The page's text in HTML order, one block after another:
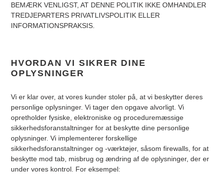
BEMÆRK VENLIGST, AT DENNE POLITIK IKKE OMHANDLER
TREDJEPARTERS PRIVATLIVSPOLITIK ELLER
INFORMATIONSPRAKSIS.
HVORDAN VI SIKRER DINE
OPLYSNINGER
Vi er klar over, at vores kunder stoler på, at vi beskytter deres
personlige oplysninger. Vi tager den opgave alvorligt. Vi
opretholder fysiske, elektroniske og proceduremæssige
sikkerhedsforanstaltninger for at beskytte dine personlige
oplysninger. Vi implementerer forskellige
sikkerhedsforanstaltninger og -værktøjer, såsom firewalls, for at
beskytte mod tab, misbrug og ændring af de oplysninger, der er
under vores kontrol. For eksempel: